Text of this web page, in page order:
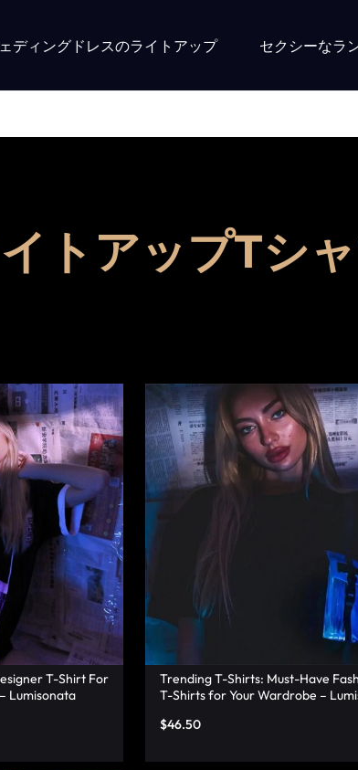
プ
Bra
犬
ディングドレスのライトアップ セクシーなラ
トアップTシ
T-Shirt For
Lumisonata
Trending T-Shirts: Must-Have
T-Shirts for Your Wardrobe –
$46.50